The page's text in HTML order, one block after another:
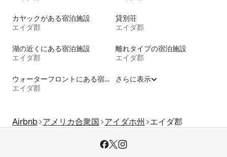
カヤックがある宿泊施設
エイダ郡
貸別荘
エイダ郡
湖の近くにある宿泊施設
エイダ郡
離れタイプの宿泊施設
エイダ郡
ウォーターフロントにある宿泊施設
エイダ郡
さらに表示
Airbnb アメリカ合衆国 アイダホ州 エイダ郡